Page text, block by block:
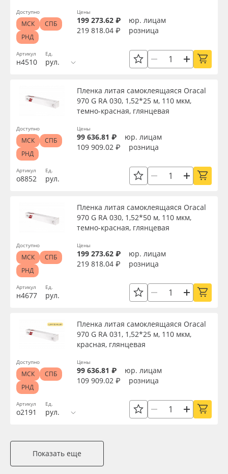
Артикул
н4510
Ед.
рул.
Цены
199 273.62 ₽
юр. лицам
219 818.04 ₽
розница
Доступно
МСК
СПБ
РНД
Артикул
о8852
Пленка литая самоклеящаяся Oracal
970 G RA 030, 1,52*25 м, 110 мкм,
темно-красная, глянцевая
Ед.
рул.
Цены
99 636.81 ₽
юр. лицам
109 909.02 ₽
розница
Доступно
МСК
СПБ
РНД
Артикул
н4677
Пленка литая самоклеящаяся Oracal
970 G RA 030, 1,52*50 м, 110 мкм,
темно-красная, глянцевая
Ед.
рул.
Цены
199 273.62 ₽
юр. лицам
219 818.04 ₽
розница
Доступно
МСК
СПБ
РНД
Артикул
о2191
Пленка литая самоклеящаяся Oracal
970 G RA 031, 1,52*25 м, 110 мкм,
красная, глянцевая
Ед.
рул.
Цены
99 636.81 ₽
юр. лицам
109 909.02 ₽
розница
Доступно
МСК
СПБ
РНД
Показать еще